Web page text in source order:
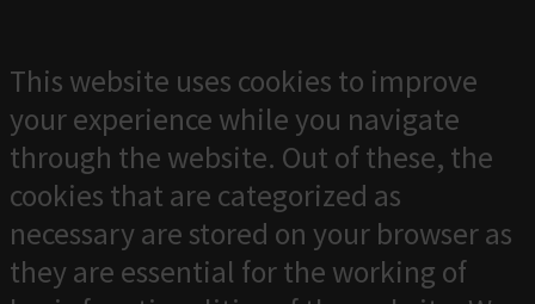
This website uses cookies to improve
your experience while you navigate
through the website. Out of these, the
cookies that are categorized as
necessary are stored on your browser as
they are essential for the working of